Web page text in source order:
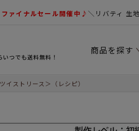
ファイナルセール開催中♪＼リバティ 生
つでも送料無料！
商品を探す
イストリース＞（レシピ）